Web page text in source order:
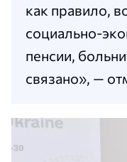
как правило,
социально-
пенсии,
связано», —